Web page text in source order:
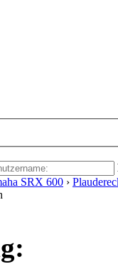
SRX 600 ›